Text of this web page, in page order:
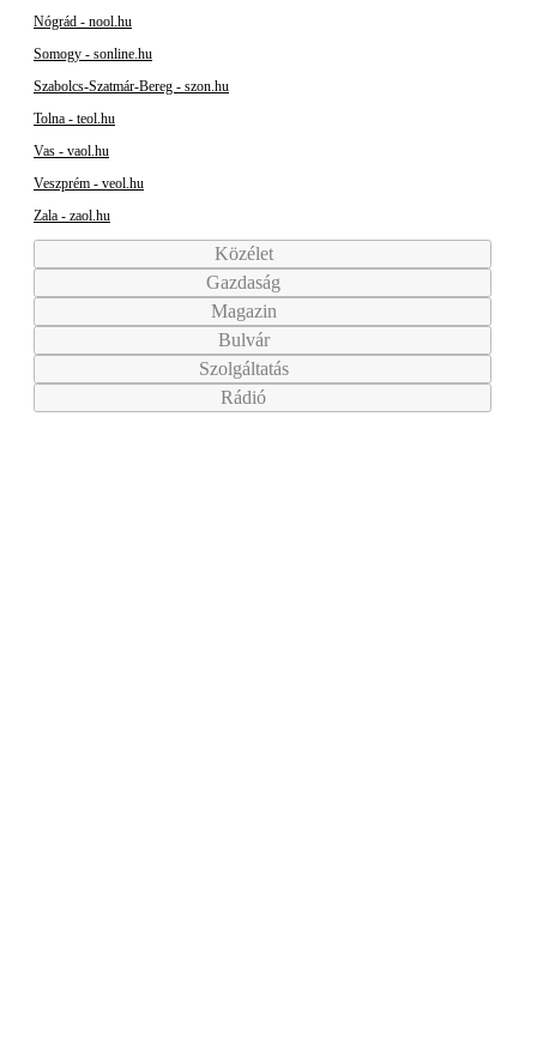
Nógrád - nool.hu
Somogy - sonline.hu
Szabolcs-Szatmár-Bereg - szon.hu
Tolna - teol.hu
Vas - vaol.hu
Veszprém - veol.hu
Zala - zaol.hu
Közélet
Gazdaság
Magazin
Bulvár
Szolgáltatás
Rádió